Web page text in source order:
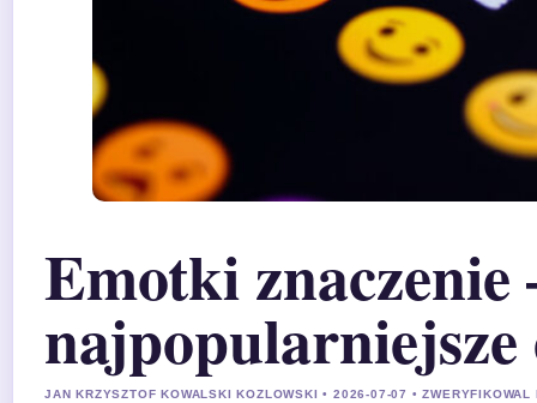
Emotki znaczenie
JAN KRZYSZTOF KOWALSKI KOZLOWSKI • 2026-07-07 • ZWERYFIKOWAL